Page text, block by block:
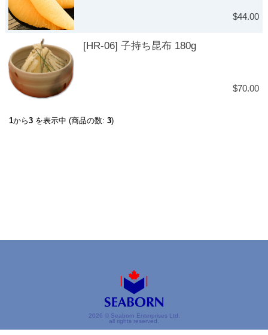
$44.00
[HR-06] 子持ち昆布 180g
$70.00
1から3 を表示中 (商品の数:3)
2026 © Seaborn Enterprises Ltd.
all rights reserved.